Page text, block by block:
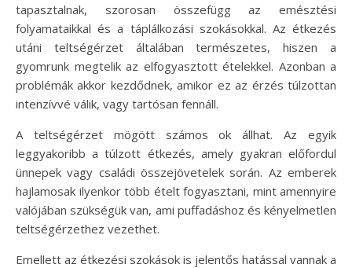
tapasztalnak, szorosan összefügg az emésztési
folyamataikkal és a táplálkozási szokásokkal. Az étkezés
utáni teltségérzet általában természetes, hiszen a
gyomrunk megtelik az elfogyasztott ételekkel. Azonban a
problémák akkor kezdődnek, amikor ez az érzés túlzottan
intenzívvé válik, vagy tartósan fennáll.
A teltségérzet mögött számos ok állhat. Az egyik
leggyakoribb a túlzott étkezés, amely gyakran előfordul
ünnepek vagy családi összejövetelek során. Az emberek
hajlamosak ilyenkor több ételt fogyasztani, mint amennyire
valójában szükségük van, ami puffadáshoz és kényelmetlen
teltségérzethez vezethet.
Emellett az étkezési szokások is jelentős hatással vannak a